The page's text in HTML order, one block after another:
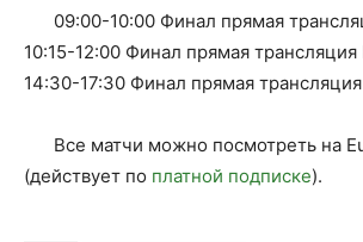
09:00-10:00 Финал прямая
10:15-12:00 Финал прямая трансляция
14:30-17:30 Финал прямая
Все матчи можно посмотреть на
(действует по платной подписке).